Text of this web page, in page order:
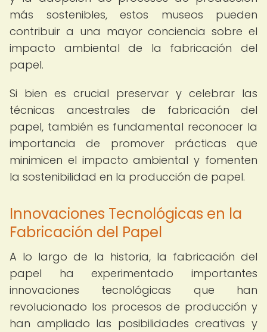
más sostenibles, estos museos pueden
contribuir a una mayor conciencia sobre el
impacto ambiental de la fabricación del
papel.
Si bien es crucial preservar y celebrar las
técnicas ancestrales de fabricación del
papel, también es fundamental reconocer la
importancia de promover prácticas que
minimicen el impacto ambiental y fomenten
la sostenibilidad en la producción de papel.
Innovaciones Tecnológicas en la
Fabricación del Papel
A lo largo de la historia, la fabricación del
papel ha experimentado importantes
innovaciones tecnológicas que han
revolucionado los procesos de producción y
han ampliado las posibilidades creativas y